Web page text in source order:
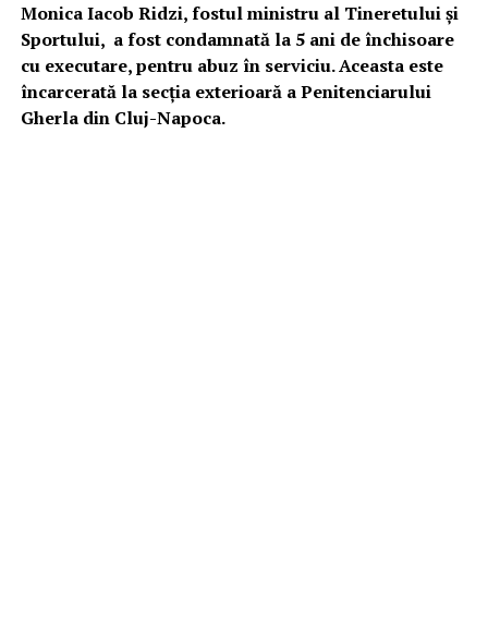
Monica Iacob Ridzi, fostul ministru al Tineretului şi
Sportului, a fost condamnată la 5 ani de închisoare
cu executare, pentru abuz în serviciu. Aceasta este
încarcerată la secţia exterioară a Penitenciarului
Gherla din Cluj-Napoca.